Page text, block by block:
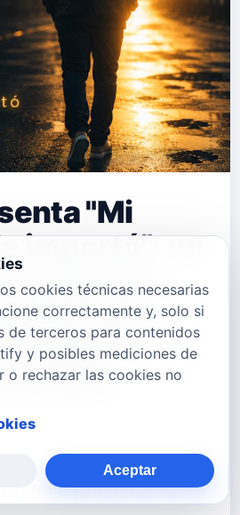
"Mi
importó": un
y la
el amor
desde la
autor
de las voces más
de la canción de
presenta su
cookies técnicas necesarias
correctamente y, solo si
de terceros para contenidos
y posibles mediciones de
o rechazar las cookies no
Aceptar